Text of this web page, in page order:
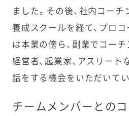
ました。その後、社内コーチ
養成スクールを経て、プロ
は本業の傍ら、副業でコーチ
経営者、起業家、アスリート
話をする機会をいただいてい
チームメンバーとの